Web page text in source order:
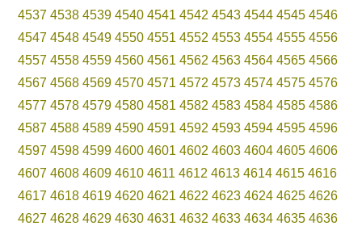
4537 4538 4539 4540 4541 4542 4543 4544 4545 4546
4547 4548 4549 4550 4551 4552 4553 4554 4555 4556
4557 4558 4559 4560 4561 4562 4563 4564 4565 4566
4567 4568 4569 4570 4571 4572 4573 4574 4575 4576
4577 4578 4579 4580 4581 4582 4583 4584 4585 4586
4587 4588 4589 4590 4591 4592 4593 4594 4595 4596
4597 4598 4599 4600 4601 4602 4603 4604 4605 4606
4607 4608 4609 4610 4611 4612 4613 4614 4615 4616
4617 4618 4619 4620 4621 4622 4623 4624 4625 4626
4627 4628 4629 4630 4631 4632 4633 4634 4635 4636